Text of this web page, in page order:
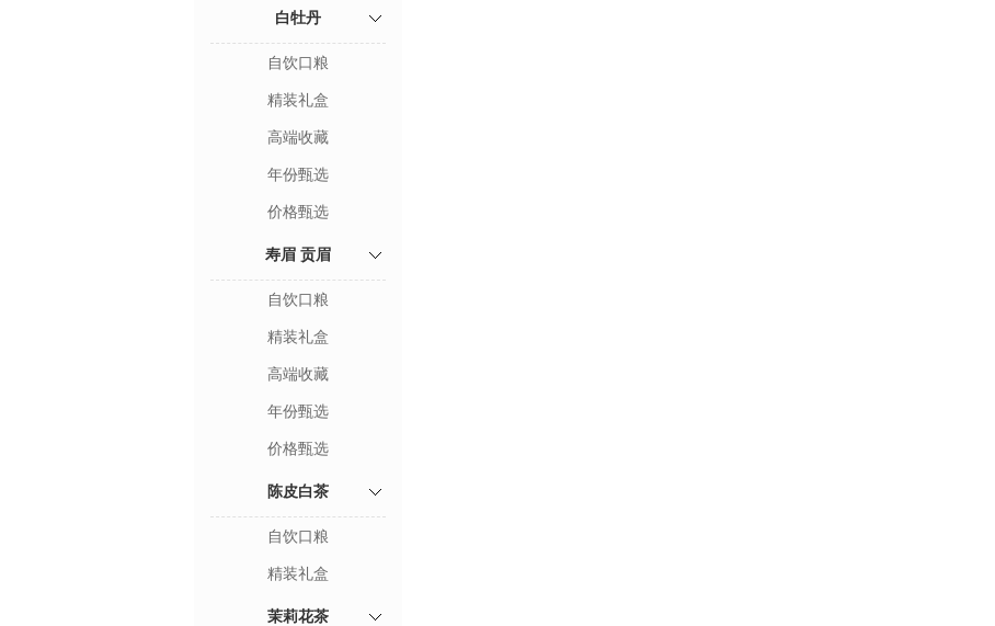
白牡丹
自饮口粮
精装礼盒
高端收藏
年份甄选
价格甄选
寿眉 贡眉
自饮口粮
精装礼盒
高端收藏
年份甄选
价格甄选
陈皮白茶
自饮口粮
精装礼盒
茉莉花茶